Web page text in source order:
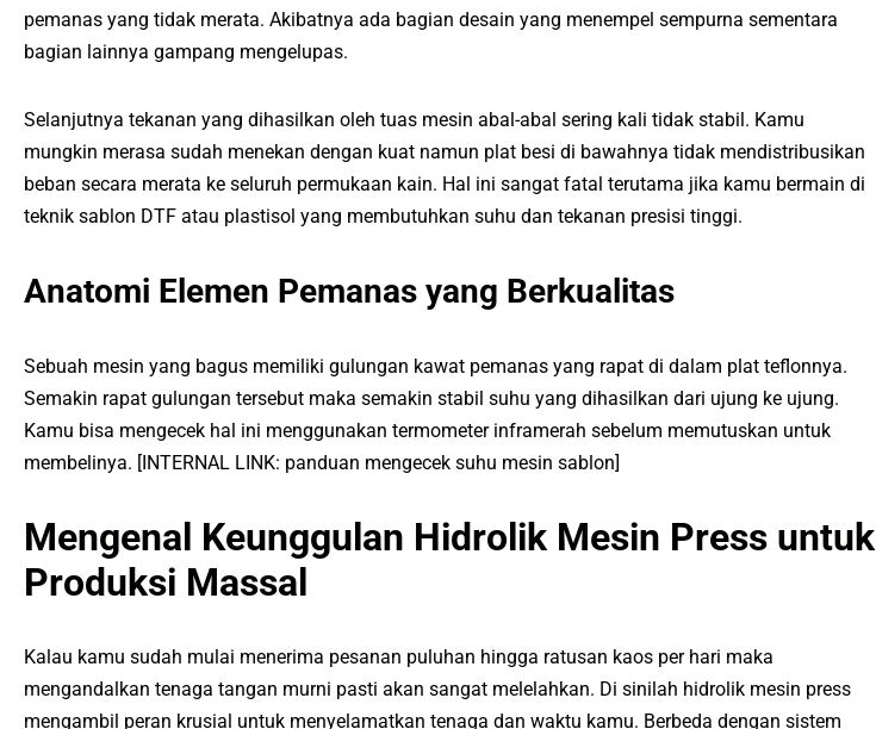
pemanas yang tidak merata. Akibatnya ada bagian desain yang menempel sempurna sementara
bagian lainnya gampang mengelupas.
Selanjutnya tekanan yang dihasilkan oleh tuas mesin abal-abal sering kali tidak stabil. Kamu
mungkin merasa sudah menekan dengan kuat namun plat besi di bawahnya tidak mendistribusikan
beban secara merata ke seluruh permukaan kain. Hal ini sangat fatal terutama jika kamu bermain di
teknik sablon DTF atau plastisol yang membutuhkan suhu dan tekanan presisi tinggi.
Anatomi Elemen Pemanas yang Berkualitas
Sebuah mesin yang bagus memiliki gulungan kawat pemanas yang rapat di dalam plat teflonnya.
Semakin rapat gulungan tersebut maka semakin stabil suhu yang dihasilkan dari ujung ke ujung.
Kamu bisa mengecek hal ini menggunakan termometer inframerah sebelum memutuskan untuk
membelinya. [INTERNAL LINK: panduan mengecek suhu mesin sablon]
Mengenal Keunggulan Hidrolik Mesin Press untuk
Produksi Massal
Kalau kamu sudah mulai menerima pesanan puluhan hingga ratusan kaos per hari maka
mengandalkan tenaga tangan murni pasti akan sangat melelahkan. Di sinilah hidrolik mesin press
mengambil peran krusial untuk menyelamatkan tenaga dan waktu kamu. Berbeda dengan sistem